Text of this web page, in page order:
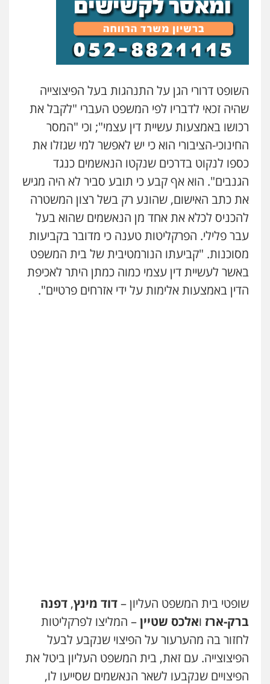
השופט דרורי הגן על התנהגות בעל הפיצוצייה
שהיה זכאי לדבריו לפי המשפט העברי "לקבל את
רכושו באמצעות עשיית דין עצמי"; וכי "המסר
החינוכי-הציבורי הוא כי יש לאפשר למי שגזלו את
כספו לנקוט בדרכים שנקטו הנאשמים כנגד
הגנבים". הוא אף קבע כי תובע סביר לא היה מגיש
את כתב האישום, שהונע רק בשל רצון המשטרה
להכניס לכלא את אחד מן הנאשמים שהוא בעל
עבר פלילי. הפרקליטות טענה כי מדובר בקביעות
מסוכנות. "קביעתו הנורמטיבית של בית המשפט
באשר לעשיית דין עצמי כמוה כמתן היתר לאכיפת
הדין באמצעות אלימות על ידי אזרחים פרטיים".
שופטי בית המשפט העליון –דוד מינץ, דפנה
ברק-ארז ואלכס שטיין– המליצו לפרקליטות
לחזור בה מהערעור על הפיצוי שנקבע לבעל
הפיצוצייה. עם זאת, בית המשפט העליון ביטל את
הפיצויים שנקבעו לשאר הנאשמים שסייעו לו,